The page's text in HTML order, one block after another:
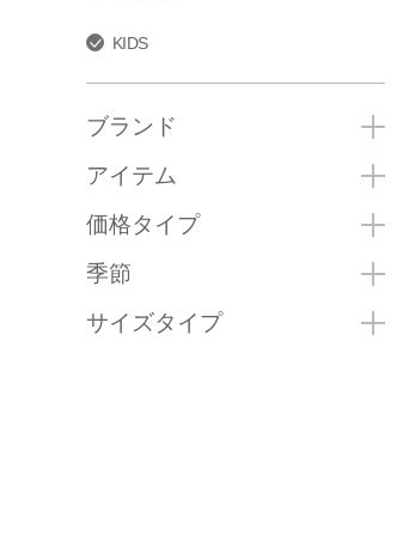
KIDS
ブランド
アイテム
価格タイプ
季節
サイズタイプ